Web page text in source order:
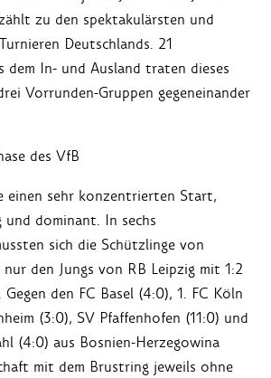
zu den spektakulärsten und
Deutschlands. 21
dem In- und Ausland traten dieses
Vorrunden-Gruppen gegeneinander
des VfB
einen sehr konzentrierten Start,
dominant. In sechs
sich die Schützlinge von
nur den Jungs von RB Leipzig mit 1:2
Gegen den FC Basel (4:0), 1. FC Köln
(3:0), SV Pfaffenhofen (11:0) und
(4:0) aus Bosnien-Herzegowina
mit dem Brustring jeweils ohne